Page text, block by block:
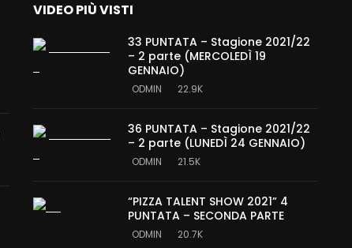
VIDEO PIÙ VISTI
33 PUNTATA – Stagione 2021/22
– 2 parte (MERCOLEDÌ 19
GENNAIO)
ODMIN 22.9K
36 PUNTATA – Stagione 2021/22
– 2 parte (LUNEDÌ 24 GENNAIO)
ODMIN 21.5K
“PIZZA TALENT SHOW 2021” 4
PUNTATA – SECONDA PARTE
ODMIN 20.7K